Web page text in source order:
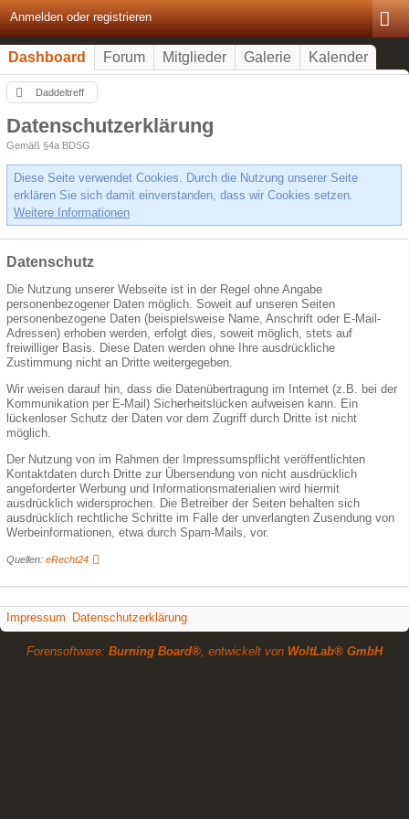
Anmelden oder registrieren
Dashboard Forum Mitglieder Galerie Kalender
Daddeltreff
Datenschutzerklärung
Gemäß §4a BDSG
Diese Seite verwendet Cookies. Durch die Nutzung unserer Seite
erklären Sie sich damit einverstanden, dass wir Cookies setzen.
Weitere Informationen
Datenschutz
Die Nutzung unserer Webseite ist in der Regel ohne Angabe
personenbezogener Daten möglich. Soweit auf unseren Seiten
personenbezogene Daten (beispielsweise Name, Anschrift oder E-Mail-
Adressen) erhoben werden, erfolgt dies, soweit möglich, stets auf
freiwilliger Basis. Diese Daten werden ohne Ihre ausdrückliche
Zustimmung nicht an Dritte weitergegeben.
Wir weisen darauf hin, dass die Datenübertragung im Internet (z.B. bei der
Kommunikation per E-Mail) Sicherheitslücken aufweisen kann. Ein
lückenloser Schutz der Daten vor dem Zugriff durch Dritte ist nicht
möglich.
Der Nutzung von im Rahmen der Impressumspflicht veröffentlichten
Kontaktdaten durch Dritte zur Übersendung von nicht ausdrücklich
angeforderter Werbung und Informationsmaterialien wird hiermit
ausdrücklich widersprochen. Die Betreiber der Seiten behalten sich
ausdrücklich rechtliche Schritte im Falle der unverlangten Zusendung von
Werbeinformationen, etwa durch Spam-Mails, vor.
Quellen: eRecht24
Impressum Datenschutzerklärung
Forensoftware: Burning Board®, entwickelt von WoltLab® GmbH